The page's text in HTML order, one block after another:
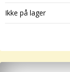
Ikke på lager